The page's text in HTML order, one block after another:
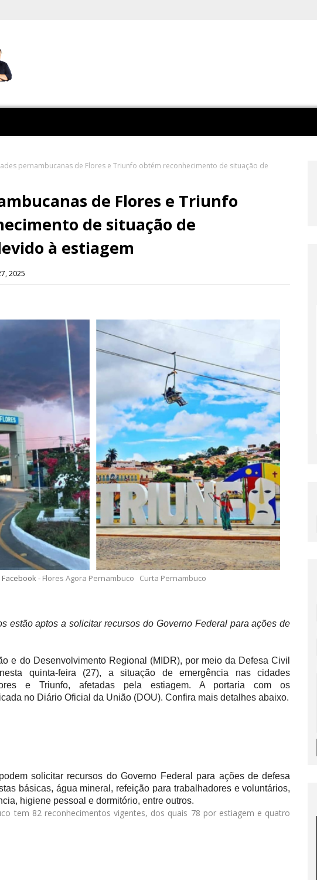
pernambucanas de Flores e Triunfo obtém reconhecimento de situação de
de Flores e Triunfo
de situação de
à estiagem
2025
Facebook - Flores Agora Pernambuco Curta Pernambuco
estão aptos a solicitar recursos do Governo Federal para ações de
e do Desenvolvimento Regional (MIDR), por meio da Defesa Civil
quinta-feira (27), a situação de emergência nas cidades
e Triunfo, afetadas pela estiagem. A portaria com os
no Diário Oficial da União (DOU). Confira mais detalhes abaixo.
solicitar recursos do Governo Federal para ações de defesa
básicas, água mineral, refeição para trabalhadores e voluntários,
higiene pessoal e dormitório, entre outros.
tem 82 reconhecimentos vigentes, dos quais 78 por estiagem e quatro